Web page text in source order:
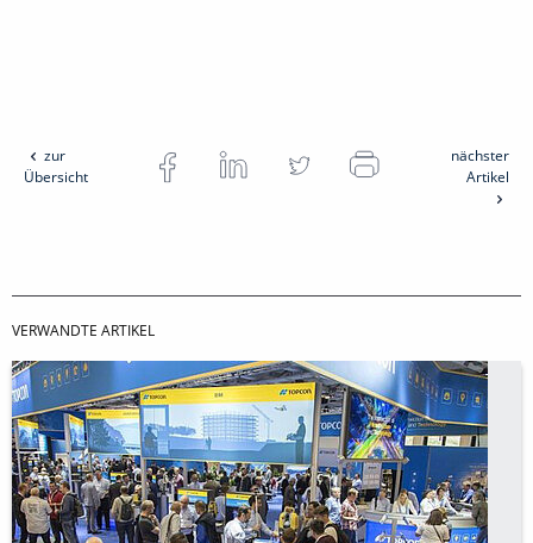
zur
Übersicht
nächster
Artikel
VERWANDTE ARTIKEL